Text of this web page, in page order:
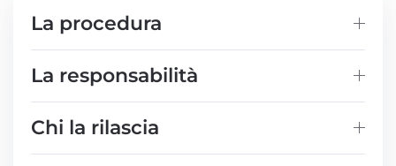
La procedura
La responsabilità
Chi la rilascia